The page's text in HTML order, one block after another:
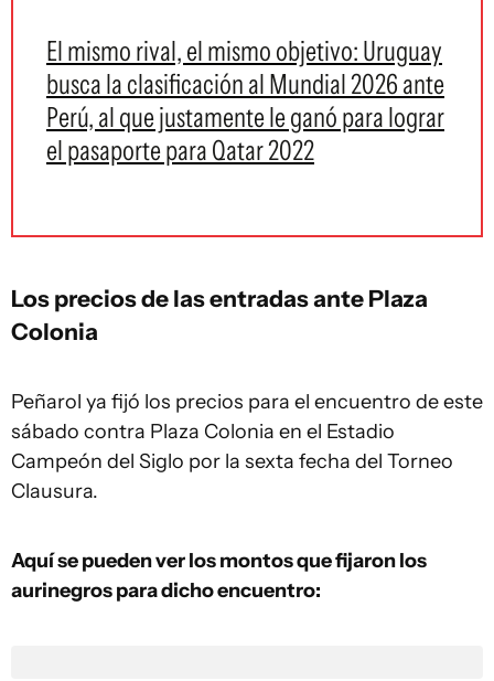
El mismo rival, el mismo objetivo: Uruguay
busca la clasificación al Mundial 2026 ante
Perú, al que justamente le ganó para lograr
el pasaporte para Qatar 2022
Los precios de las entradas ante Plaza
Colonia
Peñarol ya fijó los precios para el encuentro de este
sábado contra Plaza Colonia en el Estadio
Campeón del Siglo por la sexta fecha del Torneo
Clausura.
Aquí se pueden ver los montos que fijaron los
aurinegros para dicho encuentro: